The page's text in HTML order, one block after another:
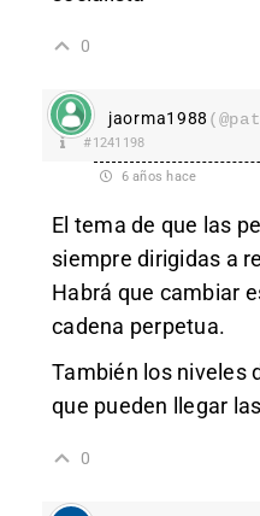
0
jaorma1988
#1241198
6 años hace
El tema de que las
siempre dirigidas a
Habrá que cambiar
cadena perpetua.
También los niveles
que pueden llegar
0